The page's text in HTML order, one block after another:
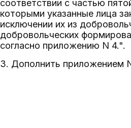
соответствии с частью
которыми указанные лица
исключении их из
добровольческих
согласно приложению N 4.".
3. Дополнить приложением